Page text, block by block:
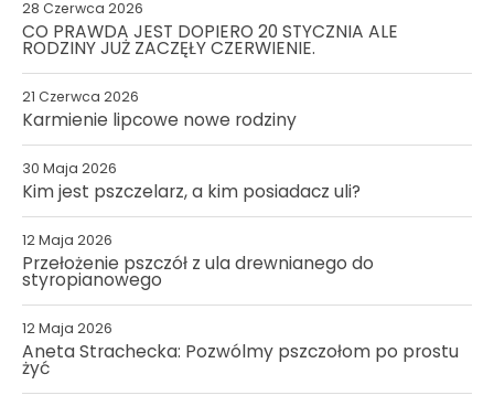
28 Czerwca 2026
CO PRAWDA JEST DOPIERO 20 STYCZNIA ALE
RODZINY JUŻ ZACZĘŁY CZERWIENIE.
21 Czerwca 2026
Karmienie lipcowe nowe rodziny
30 Maja 2026
Kim jest pszczelarz, a kim posiadacz uli?
12 Maja 2026
Przełożenie pszczół z ula drewnianego do
styropianowego
12 Maja 2026
Aneta Strachecka: Pozwólmy pszczołom po prostu
żyć